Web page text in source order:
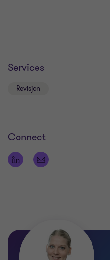
Services
Revisjon
Connect